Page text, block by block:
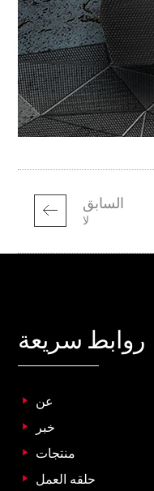
السابق
لا
روابط سريعة
عن
خبر
منتجات
حلقه العمل